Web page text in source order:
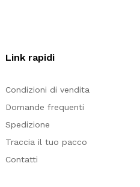
Link rapidi
Condizioni di vendita
Domande frequenti
Spedizione
Traccia il tuo pacco
Contatti